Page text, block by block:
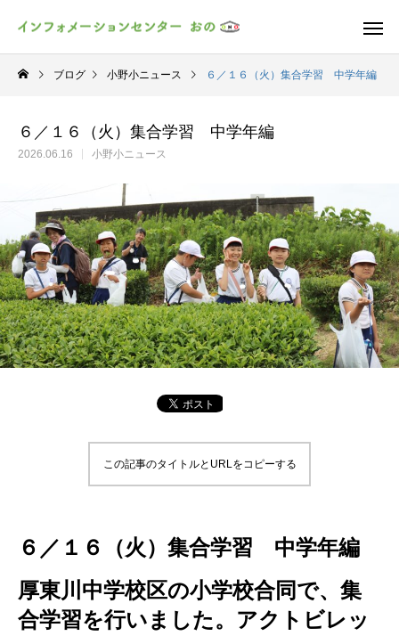
ブログ 小野小ニュース ６／１６（火）集合学習 中学年編
６／１６（火）集合学習 中学年編
2026.06.16 小野小ニュース
この記事のタイトルとURLをコピーする
６／１６（火）集合学習 中学年編
厚東川中学校区の小学校合同で、集
合学習を行いました。アクトビレッ